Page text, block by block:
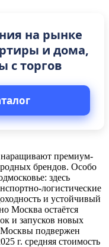
на рынке
и дома,
с торгов
наращивают премиум-
брендов. Особо
здесь
логистические
и устойчивый
Москва остаётся
и запусков новых
подвержен
г. средняя стоимость